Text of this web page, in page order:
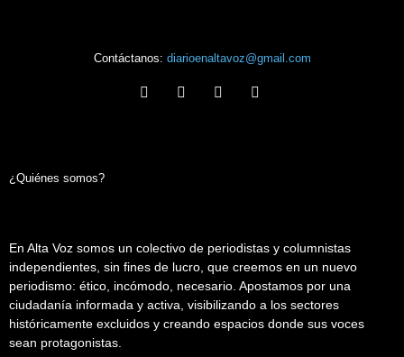
Contáctanos: diarioenaltavoz@gmail.com
¿Quiénes somos?
En Alta Voz somos un colectivo de periodistas y columnistas
independientes, sin fines de lucro, que creemos en un nuevo
periodismo: ético, incómodo, necesario. Apostamos por una
ciudadanía informada y activa, visibilizando a los sectores
históricamente excluidos y creando espacios donde sus voces
sean protagonistas.